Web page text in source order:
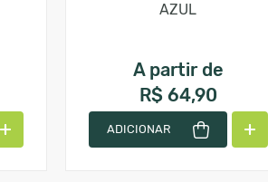
AZUL
A partir de
R$ 64,90
ADICIONAR